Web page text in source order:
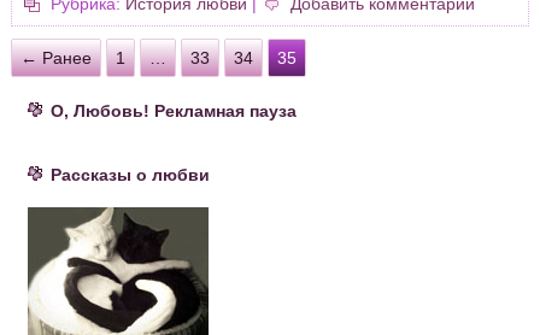
← Ранее 1 … 33 34 35
О, Любовь! Рекламная пауза
Рассказы о любви